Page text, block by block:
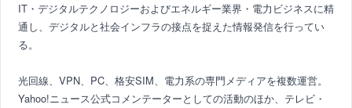
IT・デジタルテクノロジーおよびエネルギー業界・電力ビジネスに精
通し、デジタルと社会インフラの接点を捉えた情報発信を行ってい
る。
光回線、VPN、PC、格安SIM、電力系の専門メディアを複数運営。
Yahoo!ニュース公式コメンテーターとしての活動のほか、テレビ・